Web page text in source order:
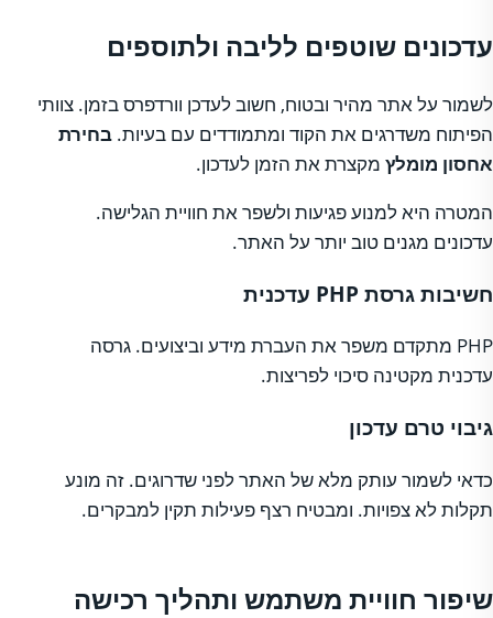
עדכונים שוטפים לליבה ולתוספים
לשמור על אתר מהיר ובטוח, חשוב לעדכן וורדפרס בזמן. צוותי
הפיתוח משדרגים את הקוד ומתמודדים עם בעיות. בחירת
אחסון מומלץ מקצרת את הזמן לעדכון.
המטרה היא למנוע פגיעות ולשפר את חוויית הגלישה.
עדכונים מגנים טוב יותר על האתר.
חשיבות גרסת PHP עדכנית
PHP מתקדם משפר את העברת מידע וביצועים. גרסה
עדכנית מקטינה סיכוי לפריצות.
גיבוי טרם עדכון
כדאי לשמור עותק מלא של האתר לפני שדרוגים. זה מונע
תקלות לא צפויות. ומבטיח רצף פעילות תקין למבקרים.
שיפור חוויית משתמש ותהליך רכישה